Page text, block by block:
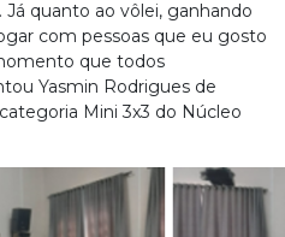
quanto ao vôlei, ganhando
com pessoas que eu gosto
que todos
Yasmin Rodrigues de
Mini 3x3 do Núcleo